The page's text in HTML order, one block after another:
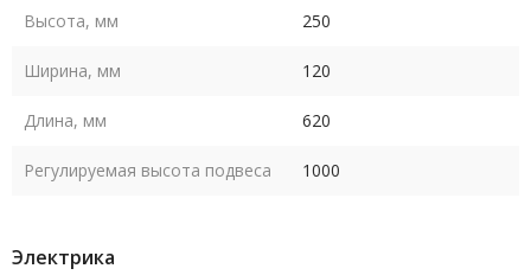
Высота, мм 250
Ширина, мм 120
Длина, мм 620
Регулируемая высота подвеса 1000
Электрика